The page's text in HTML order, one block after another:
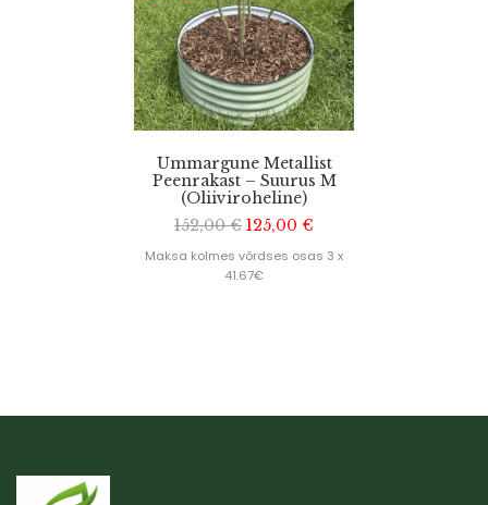
Ümmargune Metallist
Peenrakast – Suurus M
(Oliiviroheline)
152,00€ 125,00 €
Maksa kolmes võrdses osas 3 x
41.67€